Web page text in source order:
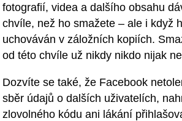
fotografií, videa a dalšího obsahu
chvíle, než ho smažete – ale i když
uchováván v záložních kopiích.
od této chvíle už nikdy nikdo nijak
Dozvíte se také, že Facebook
sběr údajů o dalších uživatelích,
zlovolného kódu ani lákání